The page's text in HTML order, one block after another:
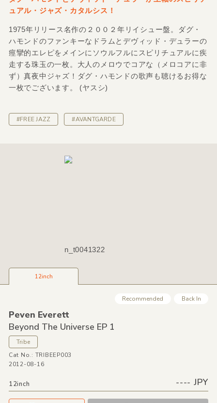
ュアル・ジャズ・カタルシス！
1975年リリース名作の２００２年リイシュー盤。ダグ・
ハモンドのファンキーなドラムとデヴィッド・デュラーの
痙攣的エレピをメインにソウルフルにスピリチュアルに疾
走する珠玉の一枚。大人のメロウでコアな（メロコアに非
ず）真夜中ジャズ！ダグ・ハモンドの歌声も聴けるお得な
一枚でございます。 (ヤスシ)
#FREE JAZZ #AVANTGARDE
n_t0041322
12inch
Recommended Back In
Peven Everett
Beyond The Universe EP 1
Tribe
Cat No.: TRIBEEP003
2012-08-16
12inch ---- JPY